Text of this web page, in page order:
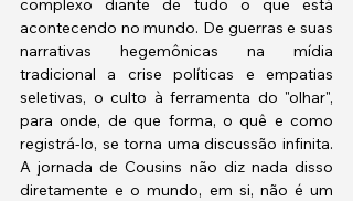
complexo diante de tudo o que está
acontecendo no mundo. De guerras e suas
narrativas hegemônicas na mídia
tradicional a crise políticas e empatias
seletivas, o culto à ferramenta do "olhar",
para onde, de que forma, o quê e como
registrá-lo, se torna uma discussão infinita.
A jornada de Cousins não diz nada disso
diretamente e o mundo, em si, não é um